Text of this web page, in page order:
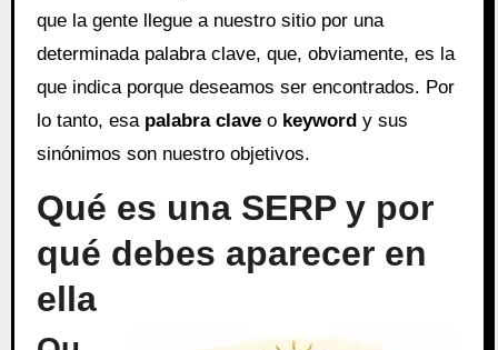
que la gente llegue a nuestro sitio por una
determinada palabra clave, que, obviamente, es la
que indica porque deseamos ser encontrados. Por
lo tanto, esa palabra claveo keywordy sus
sinónimos son nuestro objetivos.
Qué es una SERP y por
qué debes aparecer en
ella